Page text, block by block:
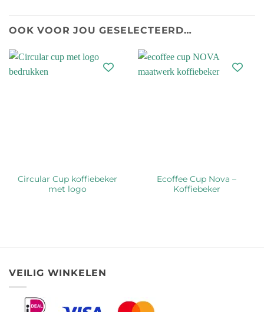
OOK VOOR JOU GESELECTEERD…
Circular Cup koffiebeker
met logo
Ecoffee Cup Nova –
Koffiebeker
VEILIG WINKELEN